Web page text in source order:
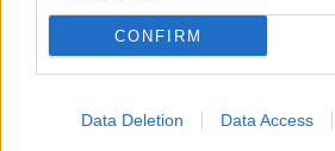
CONFIRM
Data Deletion Data Access
23 März 2025
reiny